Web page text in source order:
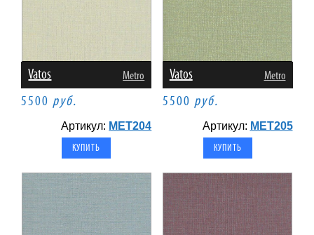
Vatos Metro
5500 руб.
Артикул: MET204
Vatos Metro
5500 руб.
Артикул: MET205